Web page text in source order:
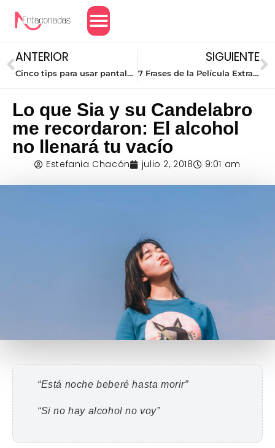
ANTERIOR
Cinco tips para usar pantalones culottes según tu tipo de cuerpo
SIGUIENTE
7 Frases de la Película Extraordinario que valen la pena recordar
Lo que Sia y su Candelabro
me recordaron: El alcohol
no llenará tu vacío
Estefania Chacón julio 2, 2018 9:01 am
“Está noche beberé hasta morir”
“Si no hay alcohol no voy”